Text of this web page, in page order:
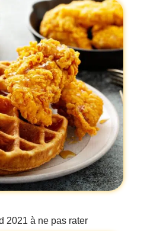
2021 à ne pas rater